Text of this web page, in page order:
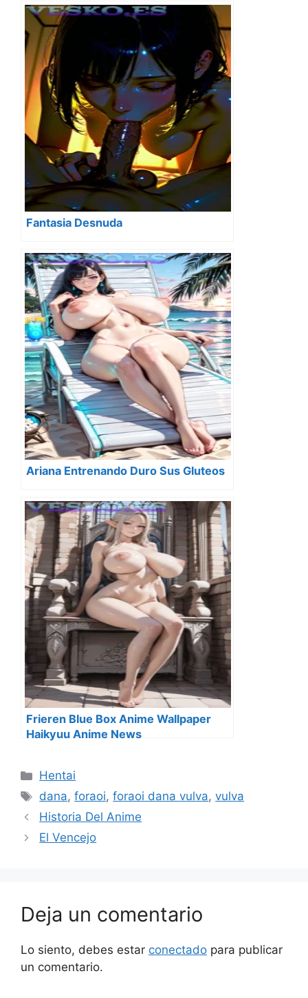
Fantasia Desnuda
Ariana Entrenando Duro Sus Gluteos
Frieren Blue Box Anime Wallpaper
Haikyuu Anime News
Categorías
Hentai
Etiquetas
dana,foraoi,foraoi dana vulva,vulva
Historia Del Anime
El Vencejo
Deja un comentario
Lo siento, debes estar conectado para publicar
un comentario.